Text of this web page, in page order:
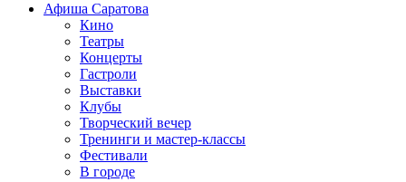
Афиша Саратова
Кино
Театры
Концерты
Гастроли
Выставки
Клубы
Творческий вечер
Тренинги и мастер-классы
Фестивали
В городе